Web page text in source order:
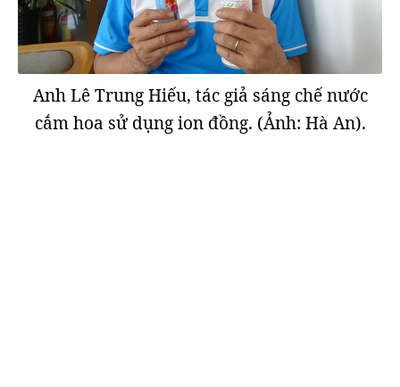
Anh Lê Trung Hiếu, tác giả sáng chế nước
cắm hoa sử dụng ion đồng. (Ảnh: Hà An).